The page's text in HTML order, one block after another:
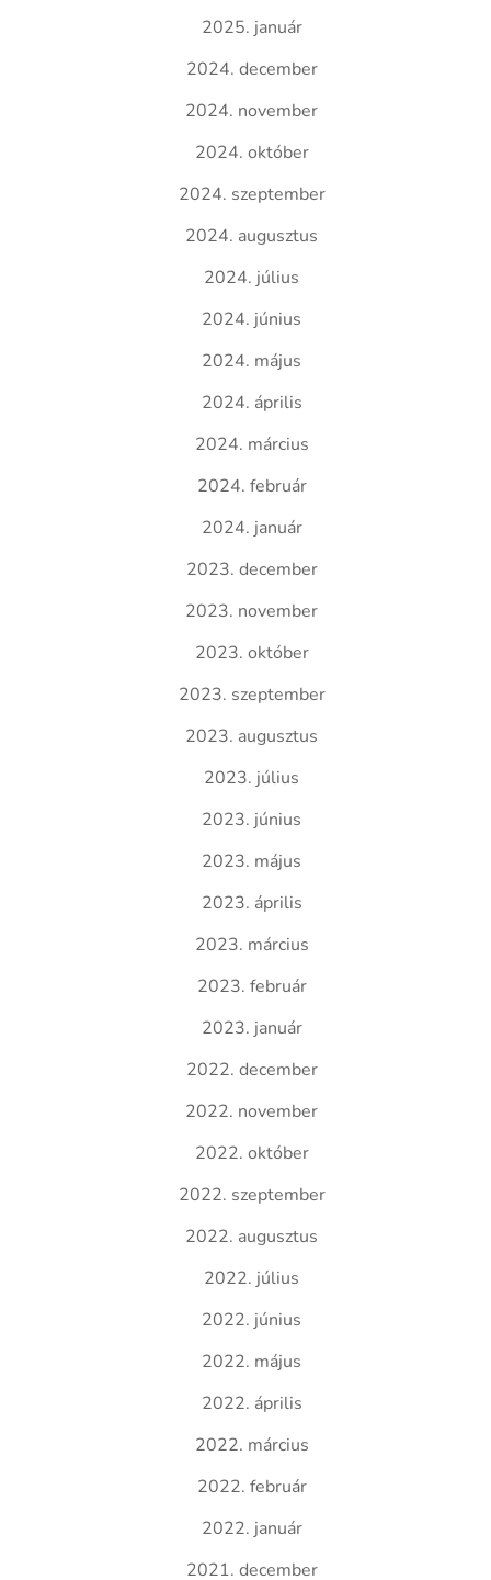
2025. január
2024. december
2024. november
2024. október
2024. szeptember
2024. augusztus
2024. július
2024. június
2024. május
2024. április
2024. március
2024. február
2024. január
2023. december
2023. november
2023. október
2023. szeptember
2023. augusztus
2023. július
2023. június
2023. május
2023. április
2023. március
2023. február
2023. január
2022. december
2022. november
2022. október
2022. szeptember
2022. augusztus
2022. július
2022. június
2022. május
2022. április
2022. március
2022. február
2022. január
2021. december